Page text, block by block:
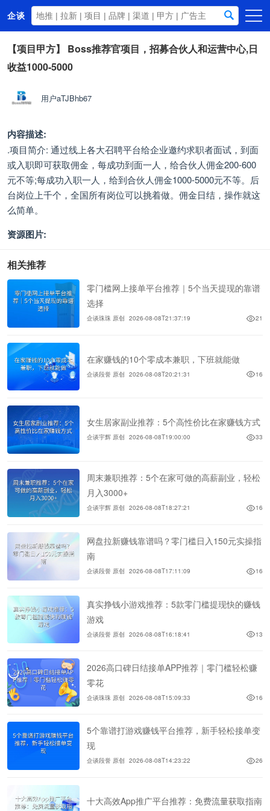
企谈
首页
商务资源
资讯动态
【项目甲方】
Boss推荐官项目，招募合伙人和运营中心,日
收益1000-5000
用户aTJBhb67
内容描述:
.项目简介: 通过线上各大召聘平台给企业邀约求职者面试，到面
或入职即可获取佣金，每成功到面一人，给合伙人佣金200-600
元不等;每成功入职一人，给到合伙人佣金1000-5000元不等。后
台岗位上千个，全国所有岗位可以挑着做。佣金日结，操作就这
么简单。
资源图片:
相关推荐
零门槛网上接单平台推荐｜5个当天提现的靠谱
选择
企谈珠珠 原创 2026-08-08T21:37:19 21
在家赚钱的10个零成本兼职，下班就能做
企谈段誉 原创 2026-08-08T20:21:31 16
女生居家副业推荐：5个高性价比在家赚钱方式
企谈宇辉 原创 2026-08-08T19:00:00 33
周末兼职推荐：5个在家可做的高薪副业，轻松
月入3000+
企谈宇辉 原创 2026-08-08T18:27:21 16
网盘拉新赚钱靠谱吗？零门槛日入150元实操指
南
企谈段誉 原创 2026-08-08T17:11:09 16
真实挣钱小游戏推荐：5款零门槛提现快的赚钱
游戏
企谈段誉 原创 2026-08-08T16:18:41 13
2026高口碑日结接单APP推荐｜零门槛轻松赚
零花
企谈珠珠 原创 2026-08-08T15:09:33 16
5个靠谱打游戏赚钱平台推荐，新手轻松接单变
现
企谈段誉 原创 2026-08-08T14:23:22 26
十大高效App推广平台推荐：免费流量获取指南